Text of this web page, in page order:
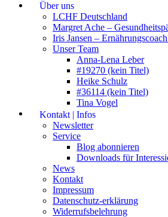
Über uns
LCHF Deutschland
Margret Ache –
Iris Jansen –
Unser Team
Anna-Lena Leber
#19270 (kein Titel)
Heike Schulz
#36114 (kein Titel)
Tina Vogel
Kontakt | Infos
Newsletter
Service
Blog abonnieren
Downloads für
News
Kontakt
Impressum
Datenschutz-erklärung
Widerrufsbelehrung